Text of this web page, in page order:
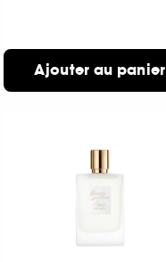
Ajouter au panier